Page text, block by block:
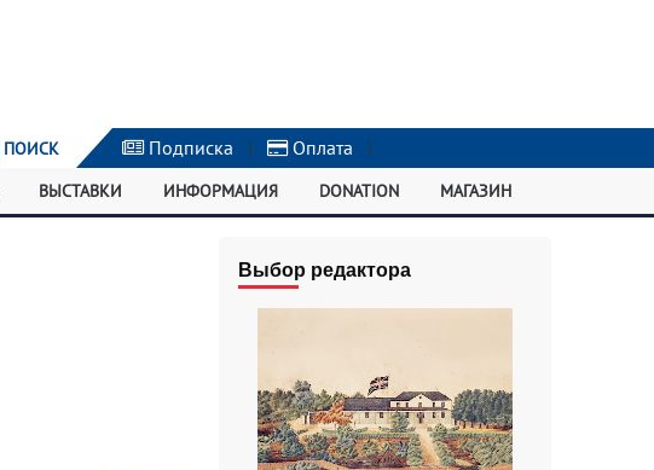
ПОИСК Подписка | Оплата |
ВЫСТАВКИ ИНФОРМАЦИЯ DONATION МАГАЗИН
Выбор редактора